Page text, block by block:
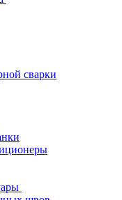
сварки